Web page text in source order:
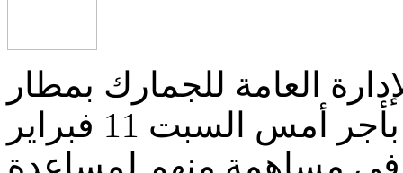
العامة للجمارك بمطار
الأقصر الدولي التبرع والتنازل بأجر أمس السبت 11 فبراير